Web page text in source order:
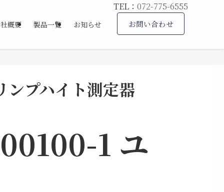
概要 製品一覧 お知らせ
TEL： 072-775-6555
お問い合わせ
ンプハイト測定器
1 ユ